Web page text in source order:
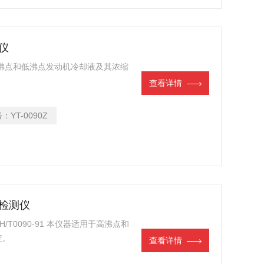
点和低沸点发动机冷却液及其浓缩
：YT-0090Z
查看详情
测仪
T0090-91 本仪器适用于高沸点和
查看详情